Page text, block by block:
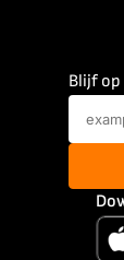
Blijf op